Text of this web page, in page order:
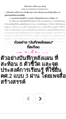
ตัวอย่างบันทึกหลังแผน ที่
สะท้อน 8 ตัวชี้วัด และจุด
ประสงค์การเรียนรู้ ที่ใช้ยื่น
คศ.2 แบบ 3 ผ่าน โดยเพจสื่อ
สร้างสรรค์